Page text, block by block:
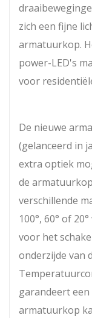
zich een fijne
armatuurkop.
power-LED's
voor
De nieuwe
(gelanceerd in
extra optiek
de
verschillende
100°, 60° of
voor het
onderzijde van
garandeert een
armatuurkop